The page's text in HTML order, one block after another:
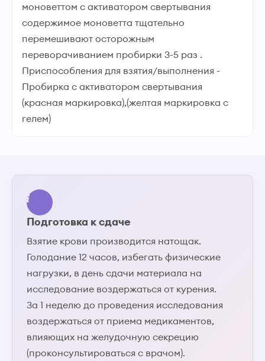
моноветтом с активатором свертывания
содержимое моноветта тщательно
перемешивают осторожным
переворачиванием пробирки 3-5 раз .
Приспособления для взятия/выполнения -
Пробирка с активатором свертывания
(красная маркировка),(желтая маркировка с
гелем)
Подготовка к сдаче
Взятие крови производится натощак.
Голодание 12 часов, избегать физические
нагрузки, в день сдачи материала на
исследование воздержаться от курения.
За 1 неделю до проведения исследования
воздержаться от приема медикаментов,
влияющих на желудочную секрецию
(проконсультироваться с врачом).